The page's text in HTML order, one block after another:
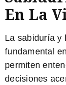
En La
La sabiduría y
fundamental
permiten
decisiones